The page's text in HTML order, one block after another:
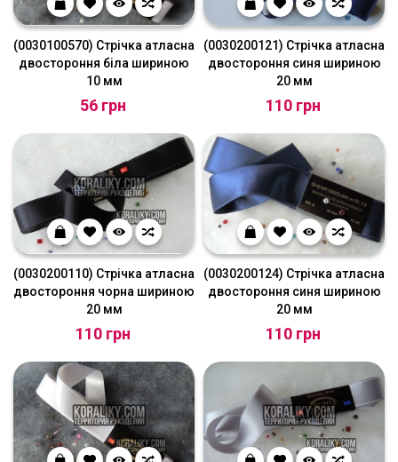
(0030100570) Стрічка атласна
двостороння біла шириною
10 мм
56 грн
(0030200121) Стрічка атласна
двостороння синя шириною
20 мм
110 грн
(0030200110) Стрічка атласна
двостороння чорна шириною
20 мм
110 грн
(0030200124) Стрічка атласна
двостороння синя шириною
20 мм
110 грн